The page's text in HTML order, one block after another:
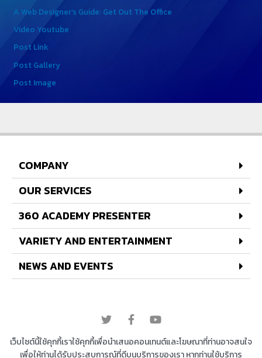
เว็บไซต์นี้ใช้คุกกี้เราใช้คุกกี้เพื่อนำเสนอคอนเทนต์และโฆษณาที่ท่านอาจสนใจ
เพื่อให้ท่านได้รับประสบการณ์ที่ดีบนบริการของเรา หากท่านใช้บริการ
A Web Designer’s Guide: Get Out The Office
Video Youtube
Post Link
Post Gallery
Post Image
COMPANY
OUR SERVICES
360 ACADEMY PRESENTER
VARIETY AND ENTERTAINMENT
NEWS AND EVENTS
© 2022 All rights reserved